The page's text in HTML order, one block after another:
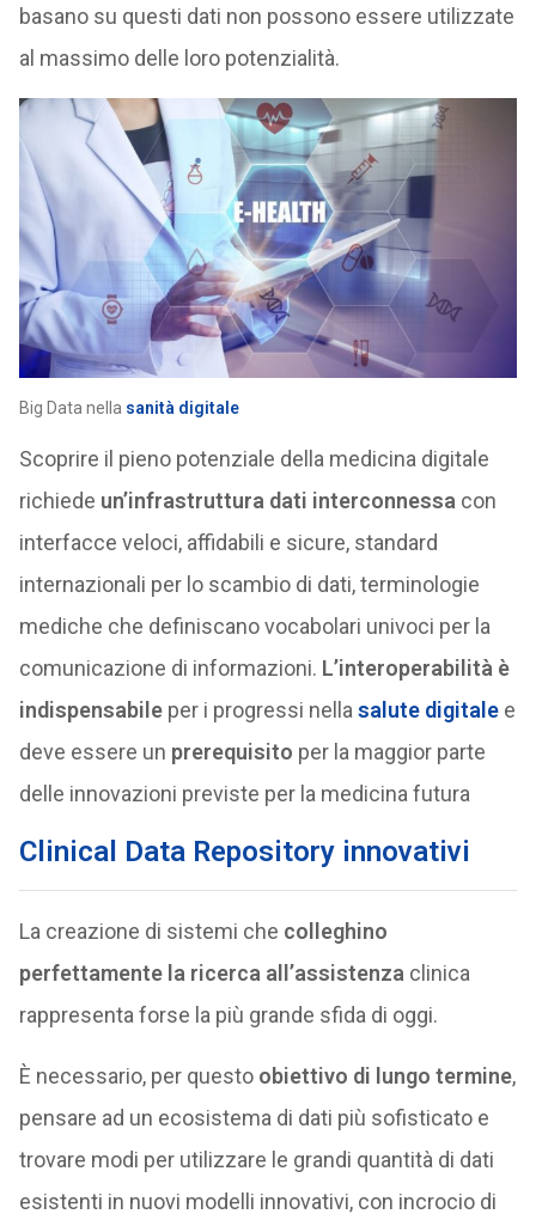
basano su questi dati non possono essere utilizzate
al massimo delle loro potenzialità.
Big Data nella sanità digitale
Scoprire il pieno potenziale della medicina digitale
richiede un’infrastruttura dati interconnessa con
interfacce veloci, affidabili e sicure, standard
internazionali per lo scambio di dati, terminologie
mediche che definiscano vocabolari univoci per la
comunicazione di informazioni. L’interoperabilità è
indispensabile per i progressi nella salute digitalee
deve essere un prerequisito per la maggior parte
delle innovazioni previste per la medicina futura
Clinical Data Repository innovativi
La creazione di sistemi che colleghino
perfettamente la ricerca all’assistenza clinica
rappresenta forse la più grande sfida di oggi.
È necessario, per questo obiettivo di lungo termine,
pensare ad un ecosistema di dati più sofisticato e
trovare modi per utilizzare le grandi quantità di dati
esistenti in nuovi modelli innovativi, con incrocio di